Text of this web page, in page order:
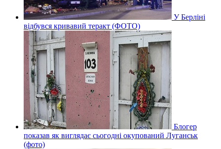
У Берліні
відбувся кривавий теракт (ФОТО)
Блогер
показав як виглядає сьогодні окупований Луганськ
(фото)